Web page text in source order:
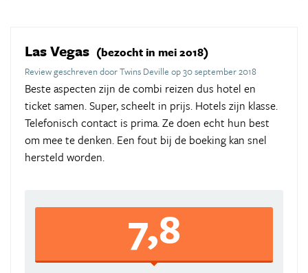
Las Vegas (bezocht in mei 2018)
Review geschreven door Twins Deville op 30 september 2018
Beste aspecten zijn de combi reizen dus hotel en
ticket samen. Super, scheelt in prijs. Hotels zijn klasse.
Telefonisch contact is prima. Ze doen echt hun best
om mee te denken. Een fout bij de boeking kan snel
hersteld worden.
7,8